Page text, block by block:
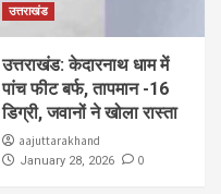
उत्तराखंड
उत्तराखंड: केदारनाथ धाम में
पांच फीट बर्फ, तापमान -16
डिग्री, जवानों ने खोला रास्ता
aajuttarakhand
January 28, 2026 0